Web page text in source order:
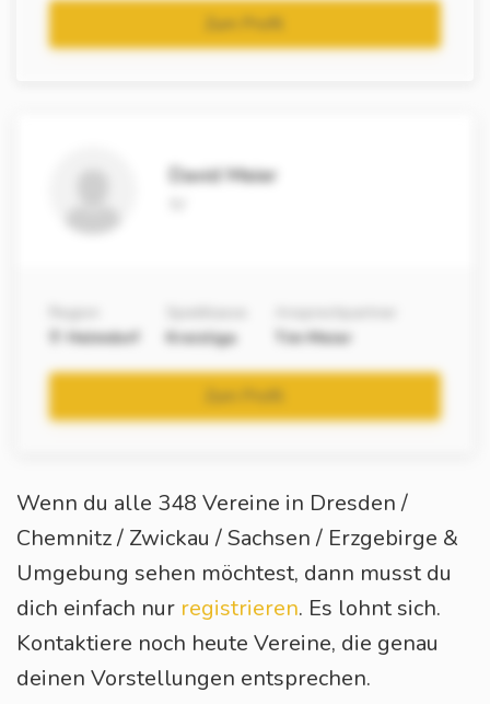
Zum Profil
David Meier
Helmdorf
Kreisliga
Tim Meier
Wenn du alle 348 Vereine in Dresden /
Chemnitz / Zwickau / Sachsen / Erzgebirge &
Umgebung sehen möchtest, dann musst du
dich einfach nur registrieren. Es lohnt sich.
Kontaktiere noch heute Vereine, die genau
deinen Vorstellungen entsprechen.